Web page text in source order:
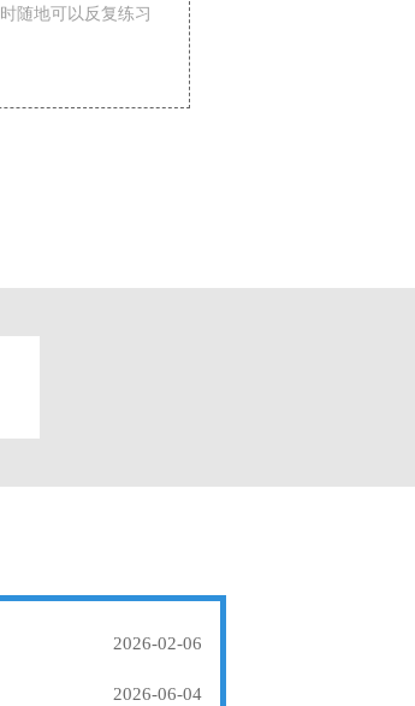
时随地可以反复练习
2026-02-06
2026-06-04